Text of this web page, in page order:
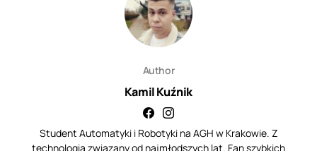
Author
Kamil Kuźnik
Student Automatyki i Robotyki na AGH w Krakowie. Z
technologią związany od najmłodszych lat. Fan szybkich